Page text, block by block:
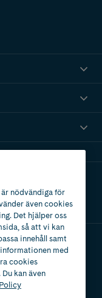
nödvändiga för
även cookies
Det hjälper oss
så att vi kan
innehåll samt
med
cookies
kan även